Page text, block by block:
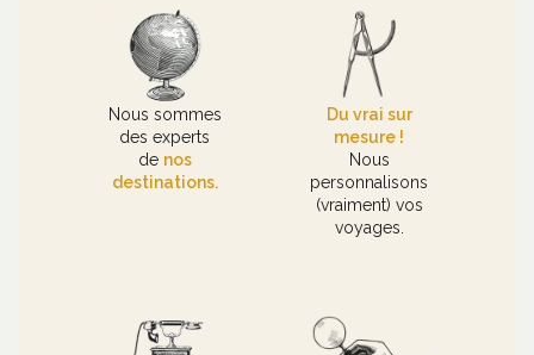
Nous sommes
des experts
de nos
destinations.
Du vrai sur
mesure !
Nous
personnalisons
(vraiment) vos
voyages.